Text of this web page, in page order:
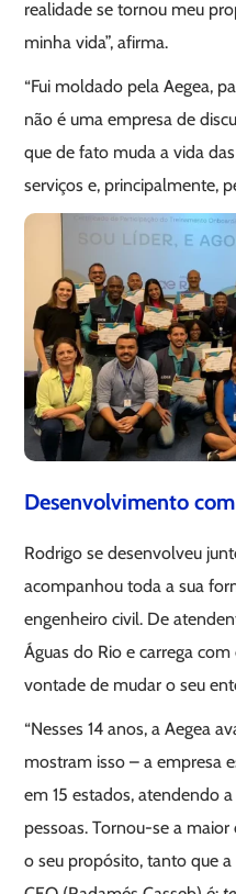
realidade se tornou meu
minha vida”, afirma.
“Fui moldado pela Aegea,
não é uma empresa de
que de fato muda a vida
serviços e, principalmente,
Desenvolvimento
Rodrigo se desenvolveu
acompanhou toda a sua
engenheiro civil. De
Águas do Rio e carrega
vontade de mudar o seu
“Nesses 14 anos, a Aegea
mostram isso – a empresa
em 15 estados, atendendo
pessoas. Tornou-se a
o seu propósito, tanto que